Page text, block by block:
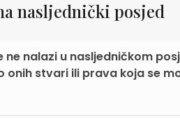
nasljednički posjed
ne nalazi u nasljedničkom
onih stvari ili prava koja se